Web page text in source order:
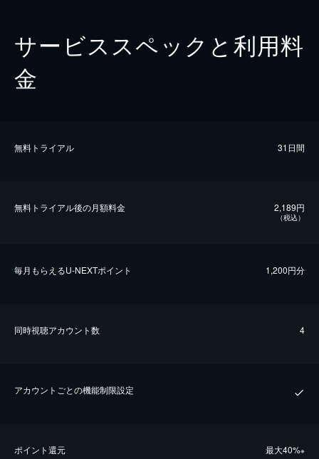
サービススペックと利用料
金
無料トライアル 31日間
無料トライアル後の⽉額料金 2,189円
（税込）
毎⽉もらえるU-NEXTポイント 1,200円分
同時視聴アカウント数 4
アカウントごとの機能制限設定
ポイント還元 最⼤40%※